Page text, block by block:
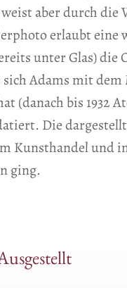
aber durch die
erlaubt eine
unter Glas)
Adams mit
(danach bis
Die
Kunsthandel und
ging.